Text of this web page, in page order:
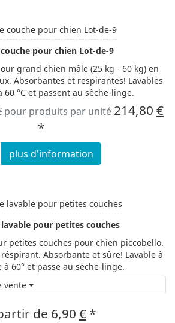
pour chien Lot-de-9
grand chien mâle (25 kg - 60 kg) en
Absorbantes et respirantes! Lavables
60 °C et passent au sèche-linge.
pour produits par unité 214,80 €
*
plus d'information
pour petites couches
petites couches pour chien piccobello.
Absorbante et sûre! Lavable à
à 60° et passe au sèche-linge.
vente
de 6,90 €*